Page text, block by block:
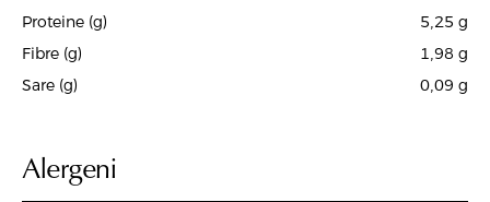
Proteine (g)
5,25 g
Fibre (g)
1,98 g
Sare (g)
0,09 g
Alergeni